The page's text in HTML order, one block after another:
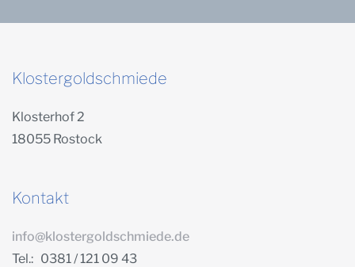
Klostergoldschmiede
Klosterhof 2
18055 Rostock
Kontakt
info@klostergoldschmiede.de
Tel.: 0381 / 121 09 43